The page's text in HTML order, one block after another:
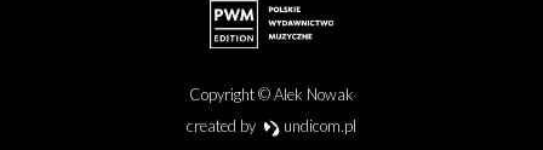
Copyright © Alek Nowak
created by
undicom.pl